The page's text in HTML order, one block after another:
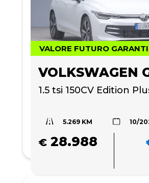
VALORE FUTURO
VOLKSWAGEN
1.5 tsi 150CV Edition
5.269 KM 10/
€ 28.988